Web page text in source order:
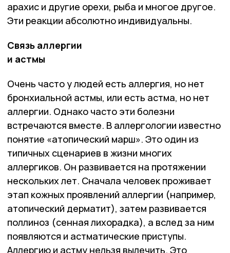
арахис и другие орехи, рыба и многое другое.
Эти реакции абсолютно индивидуальны.
Связь аллергии
и астмы
Очень часто у людей есть аллергия, но нет
бронхиальной астмы, или есть астма, но нет
аллергии. Однако часто эти болезни
встречаются вместе. В аллергологии известно
понятие «атопический марш». Это один из
типичных сценариев в жизни многих
аллергиков. Он развивается на протяжении
нескольких лет. Сначала человек проживает
этап кожных проявлений аллергии (например,
атопический дерматит), затем развивается
поллиноз (сенная лихорадка), а вслед за ним
появляются и астматические приступы.
Аллергию и астму нельзя вылечить. Это